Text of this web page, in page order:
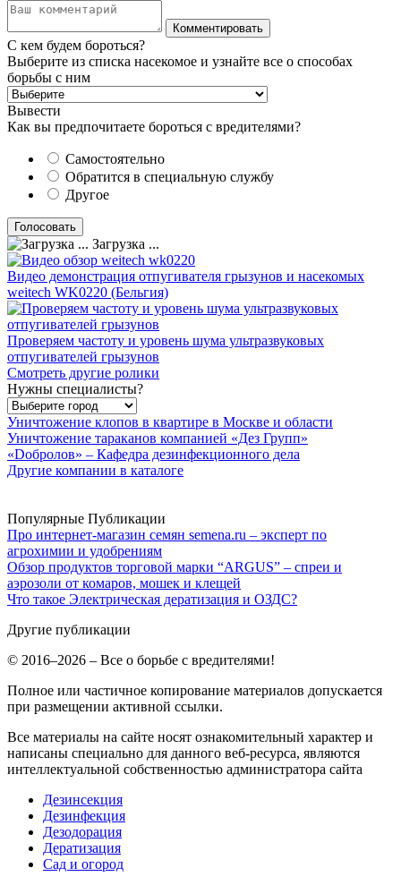
С кем будем бороться?
Выберите из списка насекомое и узнайте все о способах
борьбы с ним
Вывести
Как вы предпочитаете бороться с вредителями?
Самостоятельно
Обратится в специальную службу
Другое
Загрузка ...
Видео демонстрация отпугивателя грызунов и насекомых
weitech WK0220 (Бельгия)
Проверяем частоту и уровень шума ультразвуковых
отпугивателей грызунов
Смотреть другие ролики
Нужны специалисты?
Уничтожение клопов в квартире в Москве и области
Уничтожение тараканов компанией «Дез Групп»
«Dобролов» – Кафедра дезинфекционного дела
Другие компании в каталоге
Популярные Публикации
Про интернет-магазин семян semena.ru – эксперт по
агрохимии и удобрениям
Обзор продуктов торговой марки “ARGUS” – спреи и
аэрозоли от комаров, мошек и клещей
Что такое Электрическая дератизация и ОЗДС?
Другие публикации
© 2016–2026 – Все о борьбе с вредителями!
Полное или частичное копирование материалов допускается
при размещении активной ссылки.
Все материалы на сайте носят ознакомительный характер и
написаны специально для данного веб-ресурса, являются
интеллектуальной собственностью администратора сайта
Дезинсекция
Дезинфекция
Дезодорация
Дератизация
Сад и огород